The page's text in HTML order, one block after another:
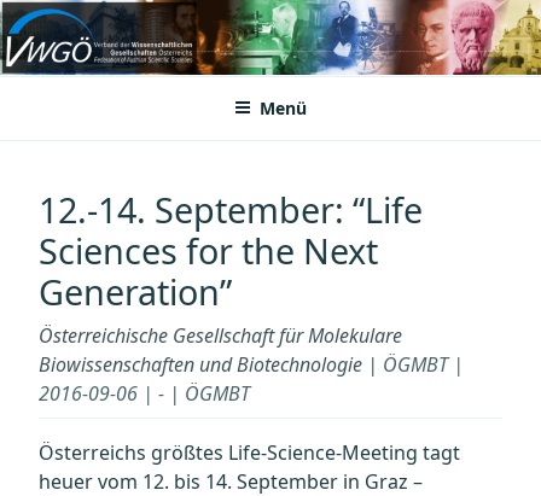
Zum
Inhalt
springenVWGÖ
Federation of Austrian Scientific Societies
Menü
12.-14. September: “Life
Sciences for the Next
Generation”
Österreichische Gesellschaft für Molekulare
Biowissenschaften und Biotechnologie | ÖGMBT |
2016-09-06 | - | ÖGMBT
Österreichs größtes Life-Science-Meeting tagt
heuer vom 12. bis 14. September in Graz –